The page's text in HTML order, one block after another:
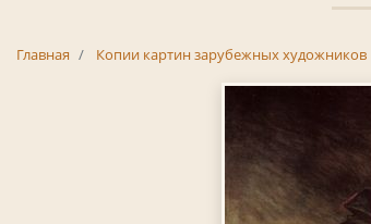
Главная Копии картин зарубежных художников